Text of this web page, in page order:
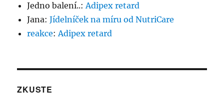
Jedno balení..:Adipex retard
Jana:Jídelníček na míru od NutriCare
reakce:Adipex retard
ZKUSTE